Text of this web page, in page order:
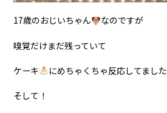
17歳のおじいちゃん なのですが
嗅覚だけまだ残っていて
ケーキ にめちゃくちゃ反応してました
そして！